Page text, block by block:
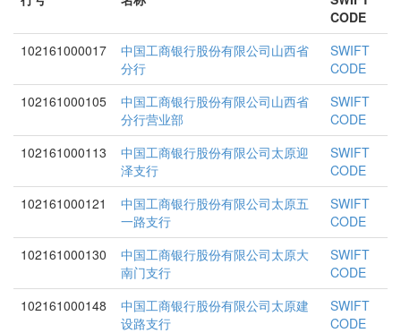
CODE
102161000017
中国工商银行股份有限公司山西省
分行
SWIFT
CODE
102161000105
中国工商银行股份有限公司山西省
分行营业部
SWIFT
CODE
102161000113
中国工商银行股份有限公司太原迎
泽支行
SWIFT
CODE
102161000121
中国工商银行股份有限公司太原五
一路支行
SWIFT
CODE
102161000130
中国工商银行股份有限公司太原大
南门支行
SWIFT
CODE
102161000148
中国工商银行股份有限公司太原建
设路支行
SWIFT
CODE